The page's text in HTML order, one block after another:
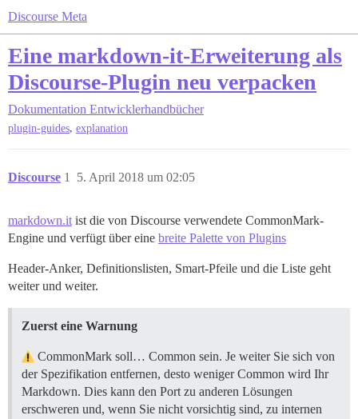
Discourse Meta
Eine markdown-it-Erweiterung als
Discourse-Plugin neu verpacken
Dokumentation Entwicklerhandbücher
plugin-guides, explanation
Discourse 5. April 2018 um 02:05
1
markdown.it ist die von Discourse verwendete CommonMark-
Engine und verfügt über eine breite Palette von Plugins
Header-Anker, Definitionslisten, Smart-Pfeile und die Liste geht
weiter und weiter.
Zuerst eine Warnung
CommonMark soll… Common sein. Je weiter Sie sich von
der Spezifikation entfernen, desto weniger Common wird Ihr
Markdown. Dies kann den Port zu anderen Lösungen
erschweren und, wenn Sie nicht vorsichtig sind, zu internen